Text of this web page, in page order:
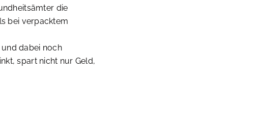
die
bei verpacktem
dabei noch
spart nicht nur Geld,